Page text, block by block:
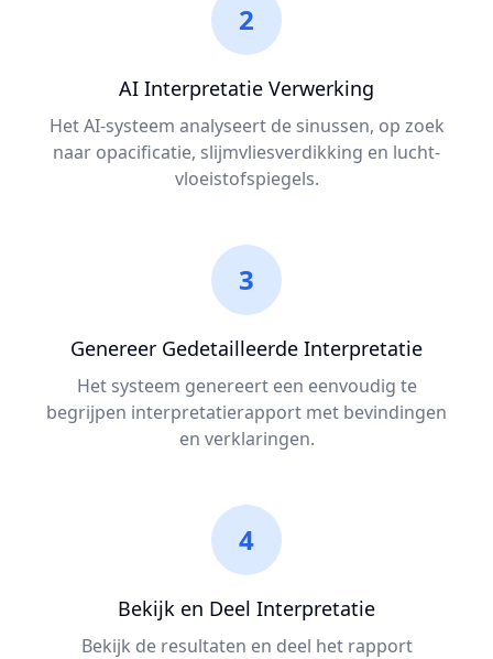
2
AI Interpretatie Verwerking
Het AI-systeem analyseert de sinussen, op zoek
naar opacificatie, slijmvliesverdikking en lucht-
vloeistofspiegels.
3
Genereer Gedetailleerde Interpretatie
Het systeem genereert een eenvoudig te
begrijpen interpretatierapport met bevindingen
en verklaringen.
4
Bekijk en Deel Interpretatie
Bekijk de resultaten en deel het rapport